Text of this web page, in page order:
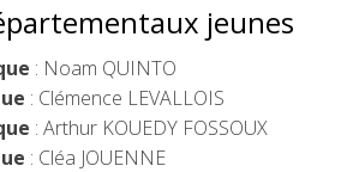
jeunes
: Noam QUINTO
: Clémence LEVALLOIS
: Arthur KOUEDY FOSSOUX
: Cléa JOUENNE